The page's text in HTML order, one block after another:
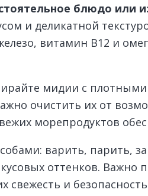
блюдо или
и деликатной
витамин В12 и
мидии с
очистить их от
морепродуктов
варить, парить,
оттенков.
свежесть и